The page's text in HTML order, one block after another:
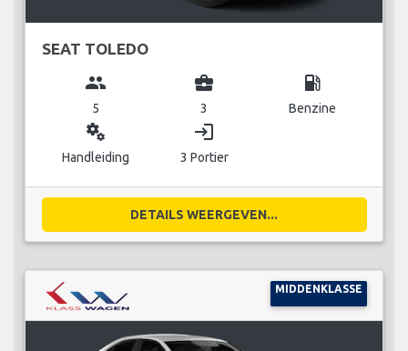
SEAT TOLEDO
group
5
business_center
3
local_gas_station
Benzine
miscellaneous_services
Handleiding
login
3 Portier
DETAILS WEERGEVEN...
MIDDENKLASSE